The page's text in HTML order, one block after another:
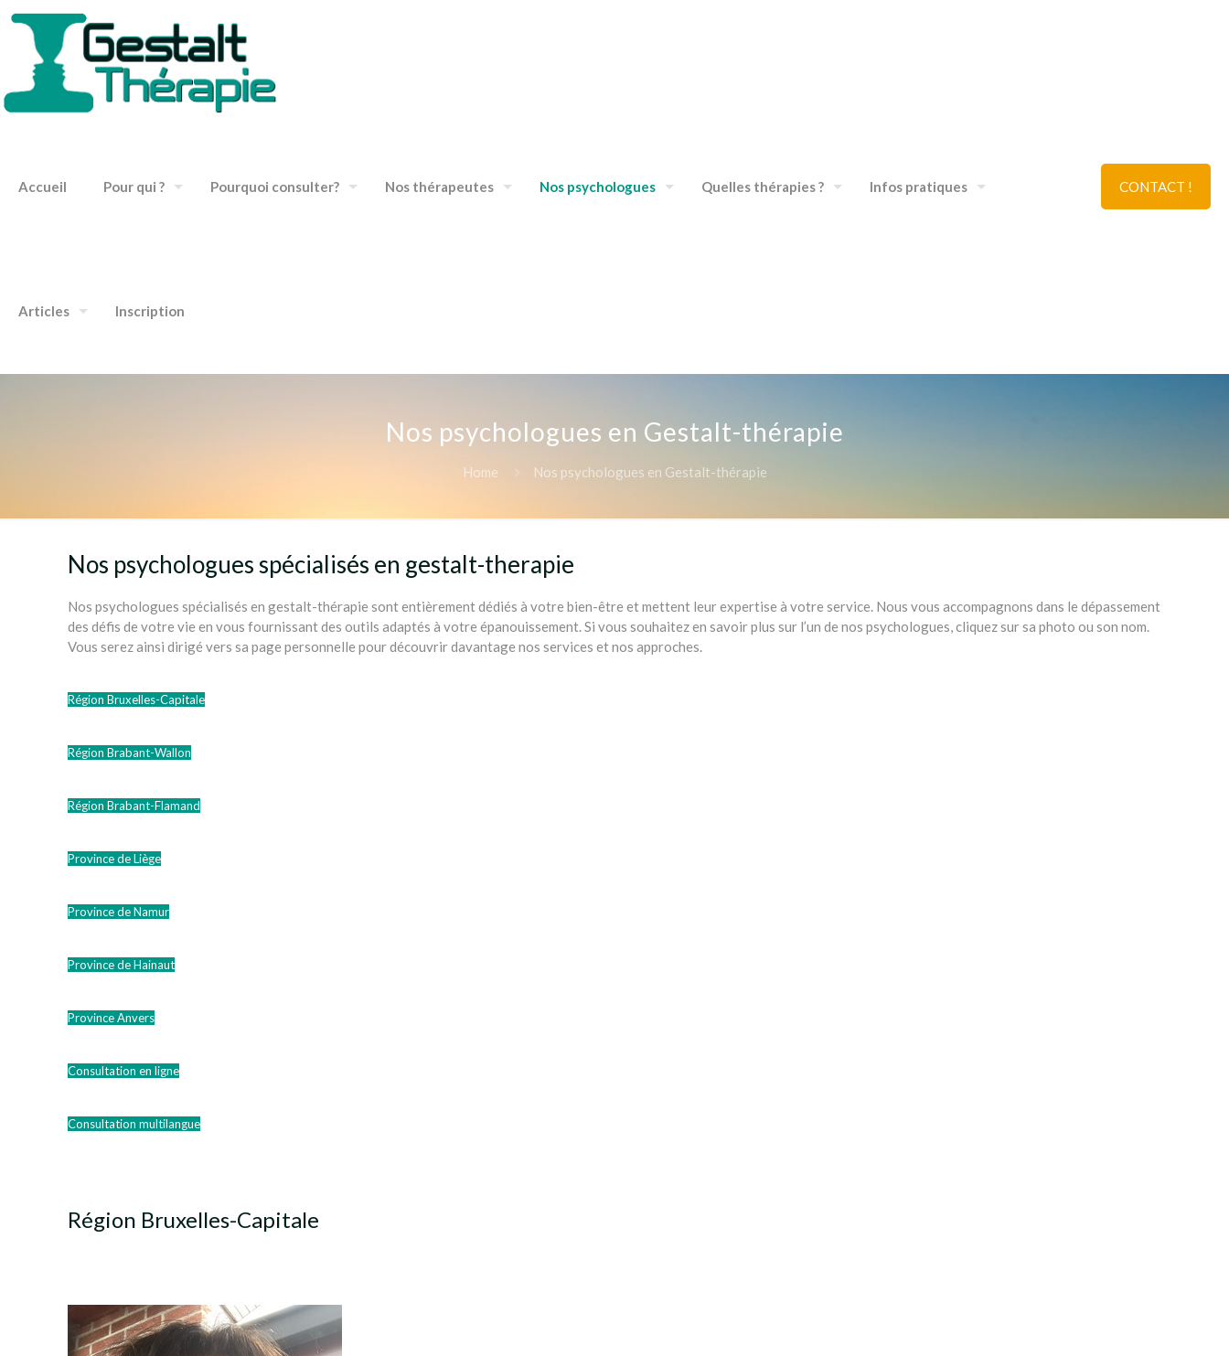
Accueil Pour qui ? Pourquoi consulter? Nos thérapeutes Nos psychologues Quelles thérapies ? Infos pratiques
Articles Inscription
CONTACT !
Nos psychologues en Gestalt-thérapie
Home Nos psychologues en Gestalt-thérapie
Nos psychologues spécialisés en gestalt-therapie
Nos psychologues spécialisés en gestalt-thérapie sont entièrement dédiés à votre bien-être et mettent leur expertise à votre service. Nous vous accompagnons dans le dépassement
des défis de votre vie en vous fournissant des outils adaptés à votre épanouissement. Si vous souhaitez en savoir plus sur l’un de nos psychologues, cliquez sur sa photo ou son nom.
Vous serez ainsi dirigé vers sa page personnelle pour découvrir davantage nos services et nos approches.
Région Bruxelles-Capitale
Région Brabant-Wallon
Région Brabant-Flamand
Province de Liège
Province de Namur
Province de Hainaut
Province Anvers
Consultation en ligne
Consultation multilangue
Région Bruxelles-Capitale